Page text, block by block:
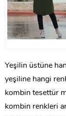
Yeşilin üstüne
yeşiline hangi
kombin tesettür
kombin renkleri